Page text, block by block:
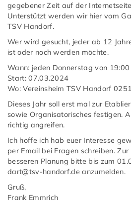
gegebener Zeit auf der
Unterstützt werden wir hier vom
TSV Handorf.
Wer wird gesucht, jeder ab 12
ist oder noch werden möchte.
Wann: jeden Donnerstag von
Start: 07.03.2024
Wo: Vereinsheim TSV Handorf
Dieses Jahr soll erst mal zur
sowie Organisatorisches festigen.
richtig angreifen.
Ich hoffe ich hab euer Interesse
per Email bei Fragen schreiben.
besseren Planung bitte bis zum
dart@tsv-handorf.de anzumelden.
Gruß,
Frank Emmrich
Boule
Freizeitsport
Dart
Fußball-Junioren
Fußball-Senioren
Judo
Karate
Leichtathletik
Schwimmen